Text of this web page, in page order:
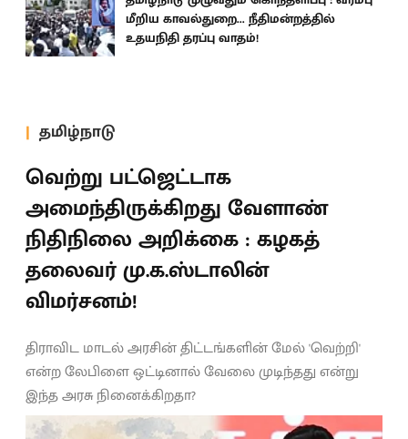
மீறிய காவல்துறை... நீதிமன்றத்தில்
உதயநிதி தரப்பு வாதம்!
தமிழ்நாடு
வெற்று பட்ஜெட்டாக
அமைந்திருக்கிறது வேளாண்
நிதிநிலை அறிக்கை : கழகத்
தலைவர் மு.க.ஸ்டாலின்
விமர்சனம்!
திராவிட மாடல் அரசின் திட்டங்களின் மேல் 'வெற்றி'
என்ற லேபிளை ஒட்டினால் வேலை முடிந்தது என்று
இந்த அரசு நினைக்கிறதா?